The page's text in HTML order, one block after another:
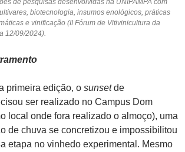
de pesquisas desenvolvidas na UNIPAMPA com
biotecnologia, insumos enológicos, práticas
e vinificação (II Fórum de Vitivinicultura da
12/09/2024).
primeira edição, o sunsetde
ser realizado no Campus Dom
local onde fora realizado o almoço), uma
de chuva se concretizou e impossibilitou
etapa no vinhedo experimental. Mesmo